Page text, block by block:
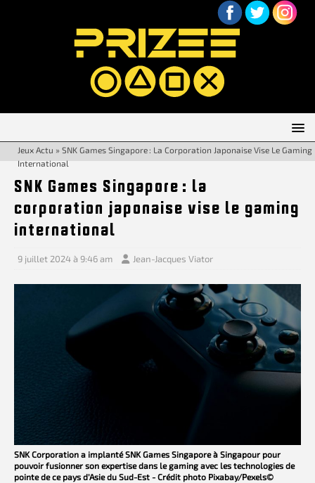
Jeux Actu » SNK Games Singapore : La Corporation Japonaise Vise Le Gaming
International
SNK Games Singapore : la
corporation japonaise vise le gaming
international
9 juillet 2024 à 9:46 am Jean-Jacques Viator
SNK Corporation a implanté SNK Games Singapore à Singapour pour
pouvoir fusionner son expertise dans le gaming avec les technologies de
pointe de ce pays d’Asie du Sud-Est - Crédit photo Pixabay/Pexels©